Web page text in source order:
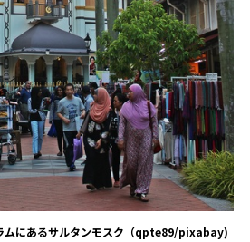
ムにあるサルタンモスク（qpte89/pixabay)